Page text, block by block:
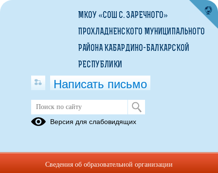
ОБРАЩЕНИЯ ГРАЖДАН
МКОУ «СОШ С. ЗАРЕЧНОГО»
ПРОХЛАДНЕНСКОГО МУНИЦИПАЛЬНОГО
РАЙОНА КАБАРДИНО-БАЛКАРСКОЙ
РЕСПУБЛИКИ
Написать письмо
Версия для слабовидящих
Сведения об образовательной организации